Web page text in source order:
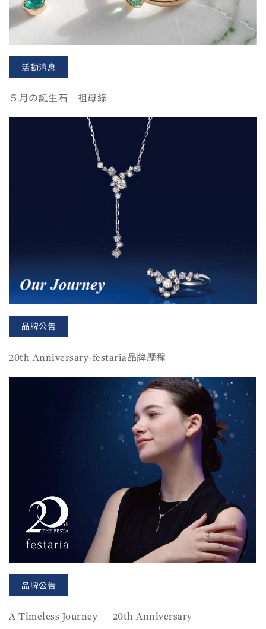
活動消息
５月の誕生石—祖母綠
品牌公告
20th Anniversary-festaria品牌歷程
品牌公告
A Timeless Journey — 20th Anniversary